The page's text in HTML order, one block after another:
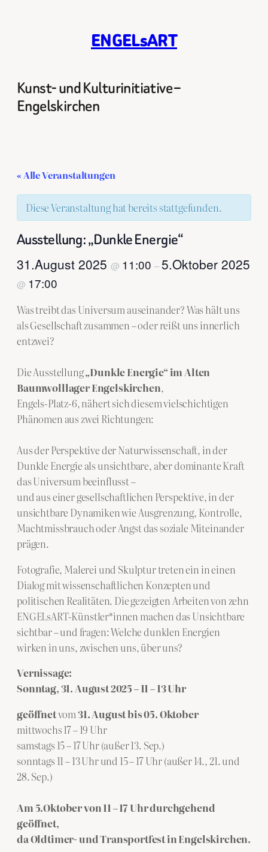
ENGELsART
Kunst- und Kulturinitiative –
Engelskirchen
« Alle Veranstaltungen
Diese Veranstaltung hat bereits stattgefunden.
Ausstellung: „Dunkle Energie“
31.August 2025 @ 11:00 – 5.Oktober 2025
@ 17:00
Was treibt das Universum auseinander? Was hält uns
als Gesellschaft zusammen – oder reißt uns innerlich
entzwei?
Die Ausstellung„Dunkle Energie“ im Alten
BaumwolllagerEngelskirchen,
Engels-Platz-6, nähert sich diesem vielschichtigen
Phänomen aus zwei Richtungen:
Aus der Perspektive der Naturwissenschaft, in der
Dunkle Energie als unsichtbare, aber dominante Kraft
das Universum beeinflusst –
und aus einer gesellschaftlichen Perspektive, in der
unsichtbare Dynamiken wie Ausgrenzung, Kontrolle,
Machtmissbrauch oder Angst das soziale Miteinander
prägen.
Fotografie, Malerei und Skulptur treten ein in einen
Dialog mit wissenschaftlichen Konzepten und
politischen Realitäten. Die gezeigten Arbeiten von zehn
ENGELsART-Künstler*innen machen das Unsichtbare
sichtbar – und fragen: Welche dunklen Energien
wirken in uns, zwischen uns, über uns?
Vernissage:
Sonntag, 31. August 2025 – 11 – 13 Uhr
geöffnetvom31. August bis 05. Oktober
mittwochs 17 – 19 Uhr
samstags 15 – 17 Uhr (außer 13. Sep.)
sonntags 11 – 13 Uhr und 15 – 17 Uhr (außer 14., 21. und
28. Sep.)
Am 5.Oktober von 11 – 17 Uhr durchgehend
geöffnet,
da Oldtimer- und Transportfest in Engelskirchen.